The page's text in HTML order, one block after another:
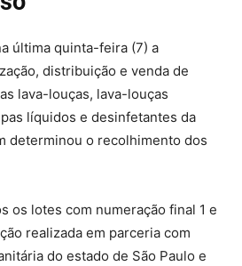
última quinta-feira (7) a
distribuição e venda de
lava-louças, lava-louças
líquidos e desinfetantes da
determinou o recolhimento dos
os lotes com numeração final 1 e
realizada em parceria com
do estado de São Paulo e